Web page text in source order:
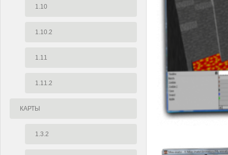
1.10
1.10.2
1.11
1.11.2
КАРТЫ
1.3.2